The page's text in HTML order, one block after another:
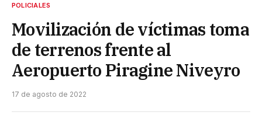
POLICIALES
Movilización de víctimas toma
de terrenos frente al
Aeropuerto Piragine Niveyro
17 de agosto de 2022